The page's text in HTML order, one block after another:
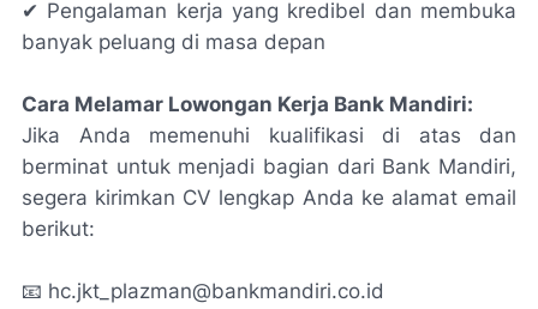
✔ Pengalaman kerja yang kredibel dan membuka
banyak peluang di masa depan
Cara Melamar Lowongan Kerja Bank Mandiri:
Jika Anda memenuhi kualifikasi di atas dan
berminat untuk menjadi bagian dari Bank Mandiri,
segera kirimkan CV lengkap Anda ke alamat email
berikut:
📧 hc.jkt_plazman@bankmandiri.co.id